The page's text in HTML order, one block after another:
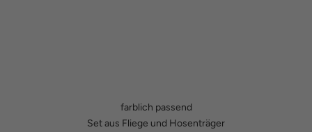
farblich passend
Set aus Fliege und Hosenträger